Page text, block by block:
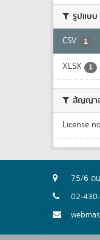
รูปแบบ
CSV 1
XLSX 1
สัญญา
License
75/6 ถ
02-